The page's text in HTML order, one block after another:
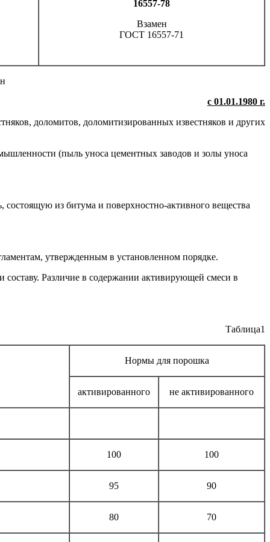
16557-78
Взамен
ГОСТ 16557-71
с 01.01.1980 г.
доломитов, доломитизированных известняков и других
(пыль уноса цементных заводов и золы уноса
из битума и поверхностно-активного вещества
утвержденным в установленном порядке.
Различие в содержании активирующей смеси в
Таблица1
Нормы для порошка
активированного не активированного
100 100
95 90
80 70